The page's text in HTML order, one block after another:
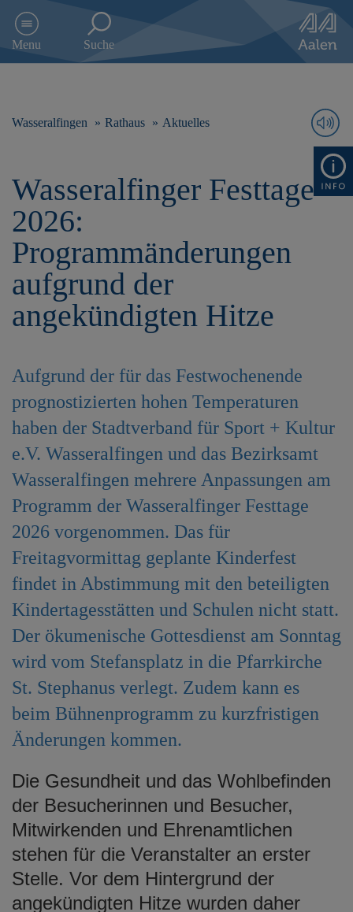
e
n
n
Menu Suche
Wasseralfingen Rathaus Aktuelles
Wasseralfinger Festtage
2026:
Programmänderungen
aufgrund der
angekündigten Hitze
Aufgrund der für das Festwochenende
prognostizierten hohen Temperaturen
haben der Stadtverband für Sport + Kultur
e.V. Wasseralfingen und das Bezirksamt
Wasseralfingen mehrere Anpassungen am
Programm der Wasseralfinger Festtage
2026 vorgenommen. Das für
Freitagvormittag geplante Kinderfest
findet in Abstimmung mit den beteiligten
Kindertagesstätten und Schulen nicht statt.
Der ökumenische Gottesdienst am Sonntag
wird vom Stefansplatz in die Pfarrkirche
St. Stephanus verlegt. Zudem kann es
beim Bühnenprogramm zu kurzfristigen
Änderungen kommen.
Die Gesundheit und das Wohlbefinden
der Besucherinnen und Besucher,
Mitwirkenden und Ehrenamtlichen
stehen für die Veranstalter an erster
Stelle. Vor dem Hintergrund der
angekündigten Hitze wurden daher